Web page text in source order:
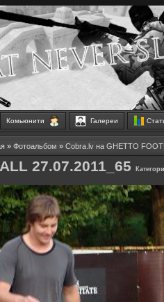
Комьюнити Галереи
» Фотоальбом » Cobra.lv на GHETTO
27.07.2011_65